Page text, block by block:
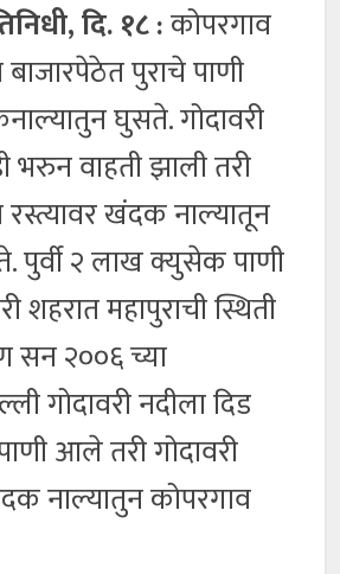
दि. १८ :कोपरगाव
पुराचे पाणी
घुसते. गोदावरी
भरुन वाहती झाली तरी
खंदक नाल्यातून
पुर्वी २ लाख क्युसेक पाणी
शहरात महापुराची स्थिती
सन २००६ च्या
गोदावरी नदीला दिड
आले तरी गोदावरी
नाल्यातुन कोपरगाव